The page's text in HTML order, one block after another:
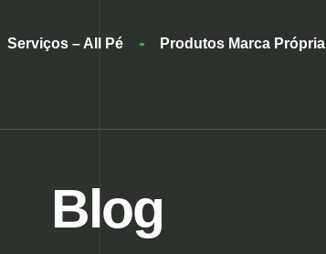
Serviços – All Pé Produtos Marca Própria
Blog